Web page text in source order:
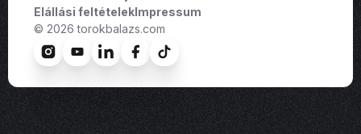
Elállási feltételekImpressum
© 2026 torokbalazs.com